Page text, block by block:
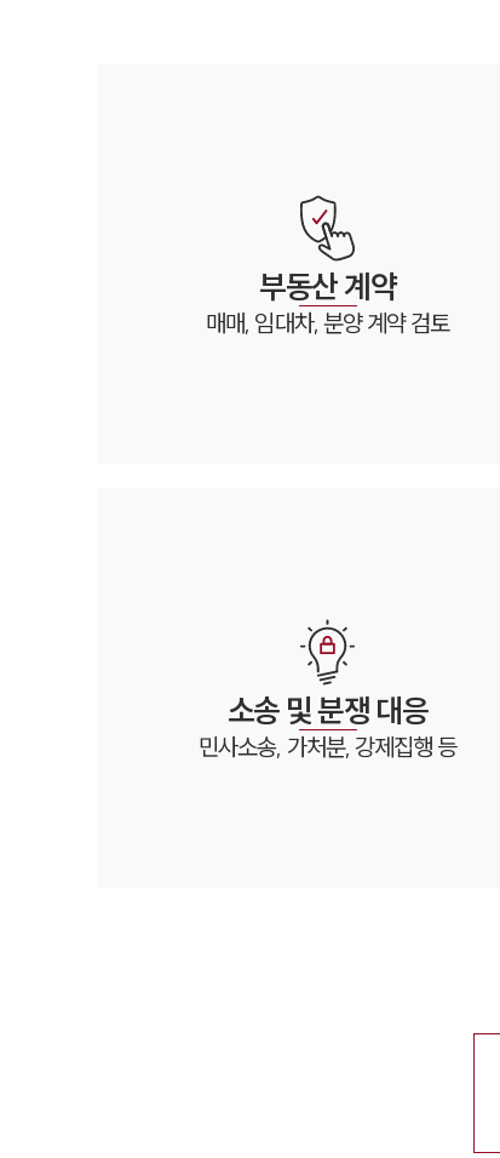
부동산계약
매매, 임대차, 분양 계약 검토
소송 및분쟁 대응
민사소송, 가처분, 강제집행 등